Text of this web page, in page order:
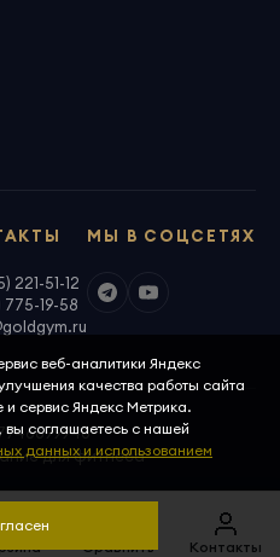
МЫ В СОЦСЕТЯХ
221-51-12
775-19-58
для фитнеса
веб-аналитики Яндекс
качества работы сайта
и сервис Яндекс Метрика.
вы соглашаетесь с нашей
данных и использованием
Сравнить Контакты